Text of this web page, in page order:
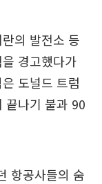
의 발전소 등
경고했다가
도널드 트럼
끝나기 불과 90
항공사들의 숨